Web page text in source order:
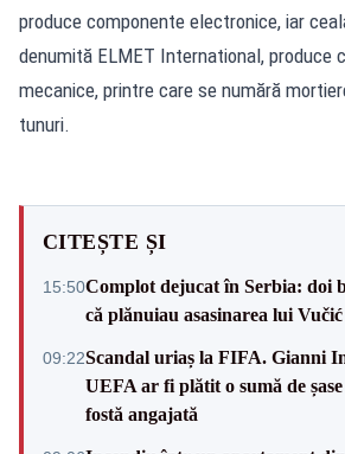
produce componente electronice, iar
denumită ELMET International, produce
mecanice, printre care se numără
tunuri.
CITEȘTE ȘI
15:50Complot dejucat în Serbia: doi
că plănuiau asasinarea lui Vučić
09:22Scandal uriaș la FIFA. Gianni
UEFA ar fi plătit o sumă de
fostă angajată